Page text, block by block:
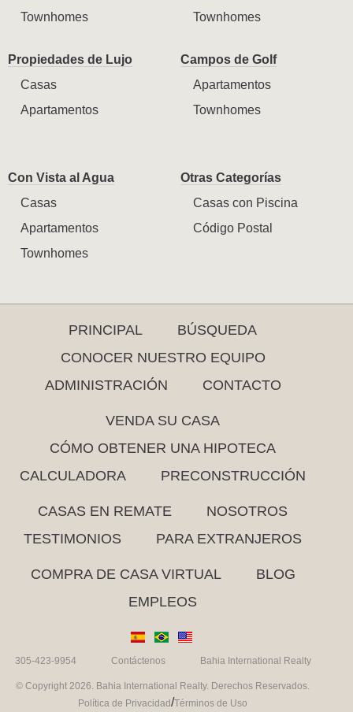
Townhomes
Townhomes
Propiedades de Lujo
Casas
Apartamentos
Campos de Golf
Apartamentos
Townhomes
Con Vista al Agua
Casas
Apartamentos
Townhomes
Otras Categorías
Casas con Piscina
Código Postal
PRINCIPAL
BÚSQUEDA
CONOCER NUESTRO EQUIPO
ADMINISTRACIÓN
CONTACTO
VENDA SU CASA
CÓMO OBTENER UNA HIPOTECA
CALCULADORA
PRECONSTRUCCIÓN
CASAS EN REMATE
NOSOTROS
TESTIMONIOS
PARA EXTRANJEROS
COMPRA DE CASA VIRTUAL
BLOG
EMPLEOS
305-423-9954 Contáctenos Bahia International Realty
© Copyright 2026. Bahia International Realty. Derechos Reservados.
Política de Privacidad/Términos de Uso